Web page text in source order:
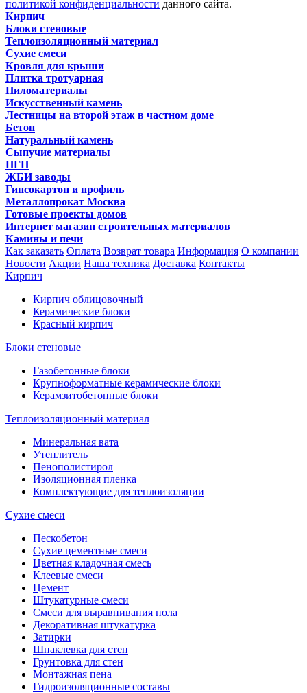
политикой конфиденциальности данного сайта.
Кирпич
Блоки стеновые
Теплоизоляционный материал
Сухие смеси
Кровля для крыши
Плитка тротуарная
Пиломатериалы
Искусственный камень
Лестницы на второй этаж в частном доме
Бетон
Натуральный камень
Сыпучие материалы
ПГП
ЖБИ заводы
Гипсокартон и профиль
Металлопрокат Москва
Готовые проекты домов
Интернет магазин строительных материалов
Камины и печи
Как заказать Оплата Возврат товара Информация О компании
Новости Акции Наша техника Доставка Контакты
Кирпич
Кирпич облицовочный
Керамические блоки
Красный кирпич
Блоки стеновые
Газобетонные блоки
Крупноформатные керамические блоки
Керамзитобетонные блоки
Теплоизоляционный материал
Минеральная вата
Утеплитель
Пенополистирол
Изоляционная пленка
Комплектующие для теплоизоляции
Сухие смеси
Пескобетон
Сухие цементные смеси
Цветная кладочная смесь
Клеевые смеси
Цемент
Штукатурные смеси
Смеси для выравнивания пола
Декоративная штукатурка
Затирки
Шпаклевка для стен
Грунтовка для стен
Монтажная пена
Гидроизоляционные составы